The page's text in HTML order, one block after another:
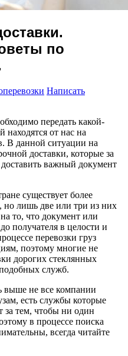
по
Написать
передать какой-
находятся от нас на
В данной ситуации на
доставки, которые за
важный документ
существует более
но лишь две или три из них
то, что документ или
получателя в целости и
перевозки груз
поэтому многие не
дорогих стеклянных
служб.
выше не все компании
есть службы которые
за тем, чтобы ни один
в процессе поиска
всегда читайте